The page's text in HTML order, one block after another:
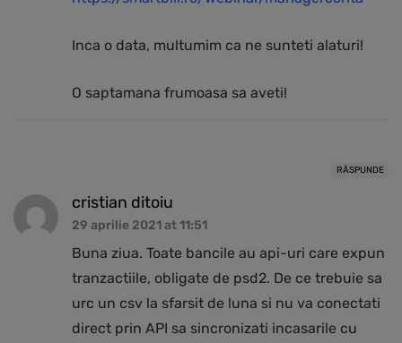
Inca o data, multumim ca ne sunteti alaturi!
O saptamana frumoasa sa aveti!
RĂSPUNDE
cristian ditoiu
29 aprilie 2021 at 11:51
Buna ziua. Toate bancile au api-uri care expun
tranzactiile, obligate de psd2. De ce trebuie sa
urc un csv la sfarsit de luna si nu va conectati
direct prin API sa sincronizati incasarile cu